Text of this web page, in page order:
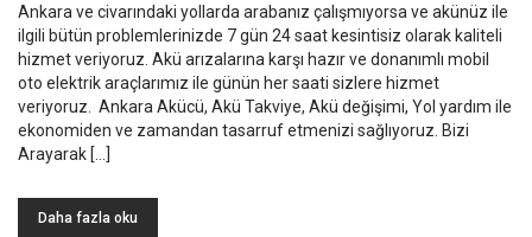
Ankara ve civarındaki yollarda arabanız çalışmıyorsa ve akünüz ile
ilgili bütün problemlerinizde 7 gün 24 saat kesintisiz olarak kaliteli
hizmet veriyoruz. Akü arızalarına karşı hazır ve donanımlı mobil
oto elektrik araçlarımız ile günün her saati sizlere hizmet
veriyoruz. Ankara Akücü, Akü Takviye, Akü değişimi, Yol yardım ile
ekonomiden ve zamandan tasarruf etmenizi sağlıyoruz. Bizi
Arayarak […]
Daha fazla oku